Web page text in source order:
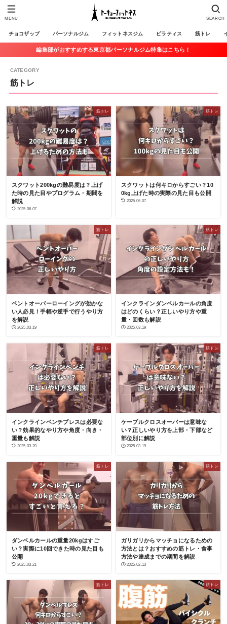
チョコザップ パーソナルジム フィットネスジム ピラティス 筋トレ
SEARCH
MENU
編集部がおすすめする東京都パーソナルジム特集はこちら！
筋トレ
筋トレ
スクワット200kgの難易度は？上げ
た時の見た目やプログラム・期間を
解説
2025.06.07
筋トレ
スクワットは何キロからすごい？10
0kg上げた時の実際の見た目も公開
2025.06.07
筋トレ
ベントオーバーローイングが効かな
い人必見！手幅や逆手で行うやり方
を解説
2025.03.19
筋トレ
インクラインダンベルカールの角度
はどのくらい？正しいやり方や重
量・回数も解説
2025.03.19
筋トレ
インクラインベンチプレスは必要な
い？効果的なやり方や角度・向き・
重量も解説
2025.03.20
筋トレ
ケーブルクロスオーバーは意味な
い？正しいやり方を上部・下部など
部位別に解説
2025.03.19
筋トレ
ダンベルカールの重量20kgはすご
い？実際に10回できた時の見た目も
公開
2025.03.21
筋トレ
ガリガリからマッチョになるための
方法とは？おすすめの筋トレ・食事
方法や達成までの期間を解説
2025.02.13
筋トレ 筋トレ